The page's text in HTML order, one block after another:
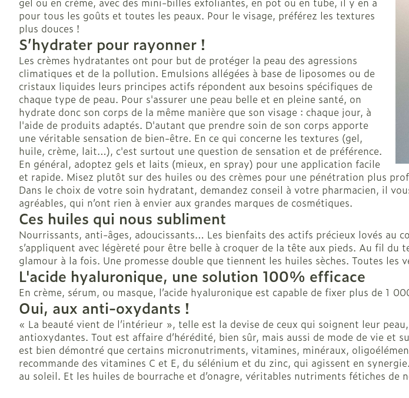
Soins des cheveux
Afficher plus
Bouche
Bouche sèche
Brosses à dents
électriques
Accessoires
interdentaires - fil
dentaire
Prothèses dentaires
Afficher plus
Nez
Spray
Pieds et jambes
crevasses
Ampoules
Callosités
Cors
Ongles
Mycose des
Rongement
Renforcement
pour tous les goûts et toutes les peaux. Pour le visage, préférez les textures
plus douces !
S’hydrater pour rayonner !
Les crèmes hydratantes ont pour but de protéger la peau des agressions
climatiques et de la pollution. Emulsions allégées à base de liposomes ou de
cristaux liquides leurs principes actifs répondent aux besoins spécifiques de
chaque type de peau. Pour s'assurer une peau belle et en pleine santé, on
hydrate donc son corps de la même manière que son visage : chaque jour, à
l'aide de produits adaptés. D'autant que prendre soin de son corps apporte
une véritable sensation de bien-être. En ce qui concerne les textures (gel,
huile, crème, lait…), c'est surtout une question de sensation et de préférence.
En général, adoptez gels et laits (mieux, en spray) pour une application facile
et rapide. Misez plutôt sur des huiles ou des crèmes pour une pénétration plus
Dans le choix de votre soin hydratant, demandez conseil à votre pharmacien, il
agréables, qui n’ont rien à envier aux grandes marques de cosmétiques.
Ces huiles qui nous subliment
Nourrissants, anti-âges, adoucissants… Les bienfaits des actifs précieux lovés au
s’appliquent avec légèreté pour être belle à croquer de la tête aux pieds. Au fil
glamour à la fois. Une promesse double que tiennent les huiles sèches. Toutes les
L'acide hyaluronique, une solution 100% efficace
En crème, sérum, ou masque, l’acide hyaluronique est capable de fixer plus de 1
Oui, aux anti-oxydants !
« La beauté vient de l’intérieur », telle est la devise de ceux qui soignent leur
antioxydantes. Tout est affaire d’hérédité, bien sûr, mais aussi de mode de vie
est bien démontré que certains micronutriments, vitamines, minéraux,
recommande des vitamines C et E, du sélénium et du zinc, qui agissent en
au soleil. Et les huiles de bourrache et d’onagre, véritables nutriments fétiches de